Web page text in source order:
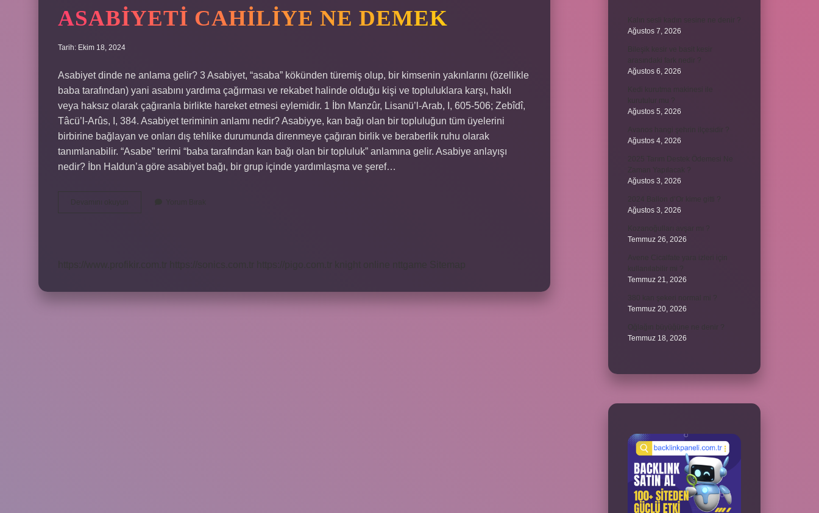
ASABIYETI CAHILIYE NE DEMEK
Tarih: Ekim 18, 2024
Asabiyet dinde ne anlama gelir? 3 Asabiyet, “asaba” kökünden türemiş olup, bir kimsenin yakınlarını (özellikle
baba tarafından) yani asabını yardıma çağırması ve rekabet halinde olduğu kişi ve topluluklara karşı, haklı
veya haksız olarak çağıranla birlikte hareket etmesi eylemidir. 1 İbn Manzûr, Lisanü’l-Arab, I, 605-506; Zebîdî,
Tâcü’l-Arûs, I, 384. Asabiyet teriminin anlamı nedir? Asabiyye, kan bağı olan bir topluluğun tüm üyelerini
birbirine bağlayan ve onları dış tehlike durumunda direnmeye çağıran birlik ve beraberlik ruhu olarak
tanımlanabilir. “Asabe” terimi “baba tarafından kan bağı olan bir topluluk” anlamına gelir. Asabiye anlayışı
nedir? İbn Haldun’a göre asabiyet bağı, bir grup içinde yardımlaşma ve şeref…
Ağustos 7, 2026
Ağustos 6, 2026
Ağustos 5, 2026
Ağustos 4, 2026
Ağustos 3, 2026
Ağustos 3, 2026
Temmuz 26, 2026
Temmuz 21, 2026
Temmuz 20, 2026
Temmuz 18, 2026